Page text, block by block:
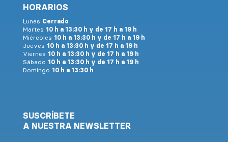
HORARIOS
Lunes Cerrado
Martes 10 h a 13:30 h y de 17 h a 19 h
Miércoles 10 h a 13:30 h y de 17 h a 19 h
Jueves 10 h a 13:30 h y de 17 h a 19 h
Viernes 10 h a 13:30 h y de 17 h a 19 h
Sábado 10 h a 13:30 h y de 17 h a 19 h
Domingo 10 h a 13:30 h
SUSCRÍBETE
A NUESTRA NEWSLETTER